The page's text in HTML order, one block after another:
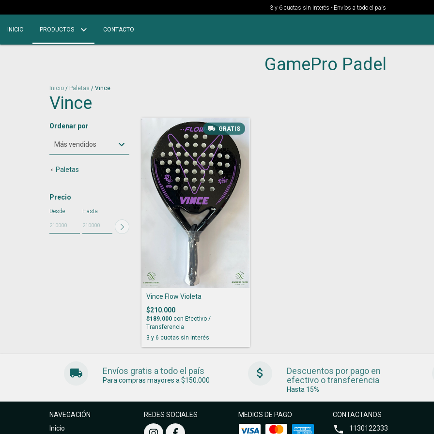
3 y 6 cuotas sin interés - Envíos a todo el país
INICIO PRODUCTOS CONTACTO
GamePro Padel
Inicio / Paletas / Vince
Vince
Ordenar por
Paletas
Precio
Desde Hasta
GRATIS
Vince Flow Violeta
$210.000
$189.000 con Efectivo /
Transferencia
Envíos gratis a todo el país
Para compras mayores a $150.000
Descuentos por pago en
efectivo o transferencia
Hasta 15%
NAVEGACIÓN
Inicio
REDES SOCIALES MEDIOS DE PAGO
CONTACTANOS
1130122333